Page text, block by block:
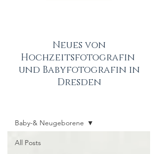
Neues von
Hochzeitsfotografin
und Babyfotografin in
Dresden
All Posts
Baby-& Neugeborene